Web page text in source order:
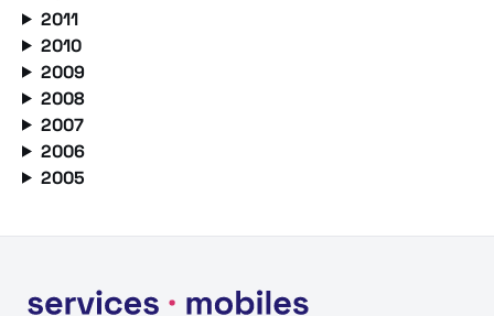
2011
2010
2009
2008
2007
2006
2005